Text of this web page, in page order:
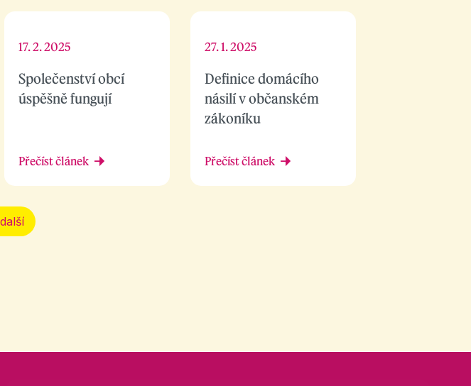
Společenství obcí
úspěšně fungují
17. 2. 2025
Přečíst článek
Definice domácího
násilí v občanském
zákoníku
27. 1. 2025
Přečíst článek